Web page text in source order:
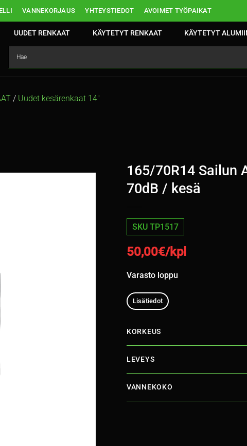
VANNEKORJAUS YHTEYSTIEDOT AVOIMET TYÖPAIKAT
UUDET RENKAAT KÄYTETYT RENKAAT KÄYTETYT
/ Uudet kesärenkaat 14″
165/70R14 Sailun
70dB / kesä
SKU TP1517
50,00€/kpl
Varasto loppu
Lisätiedot
KORKEUS
LEVEYS
VANNEKOKO